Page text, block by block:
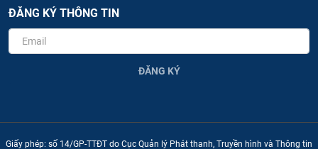
ĐĂNG KÝ THÔNG TIN
ĐĂNG KÝ
Giấy phép: số 14/GP-TTĐT do Cục Quản lý Phát thanh, Truyền hình và Thông tin